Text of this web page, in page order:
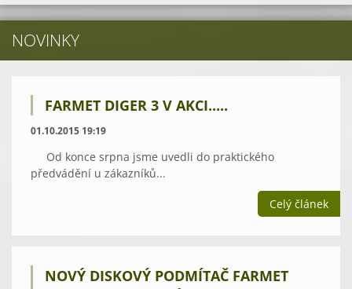
NOVINKY
FARMET DIGER 3 V AKCI.....
01.10.2015 19:19
Od konce srpna jsme uvedli do praktického
předvádění u zákazníků...
Celý článek
NOVÝ DISKOVÝ PODMÍTAČ FARMET